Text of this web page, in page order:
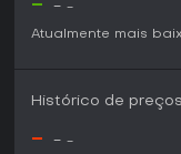
- - -
Atualmente mais
Histórico de
- - -